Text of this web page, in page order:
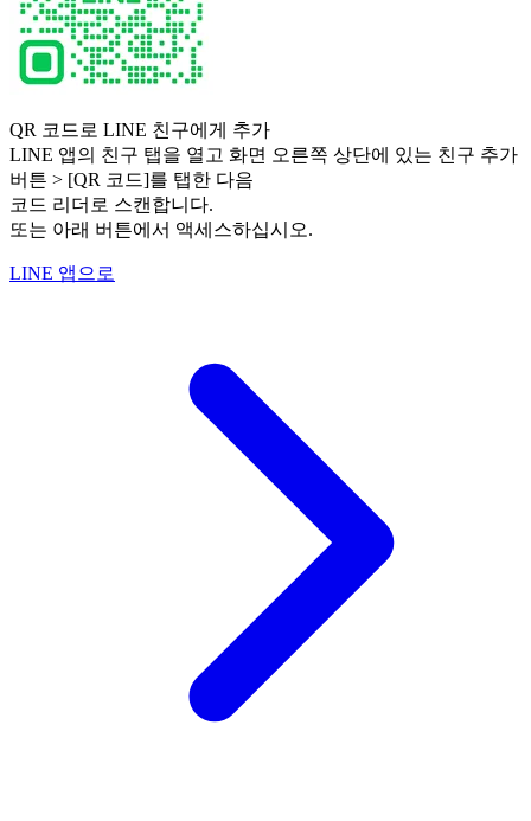
QR 코드로 LINE 친구에게 추가
LINE 앱의 친구 탭을 열고 화면 오른쪽 상단에 있는 친구 추가
버튼 > [QR 코드]를 탭한 다음
코드 리더로 스캔합니다.
또는 아래 버튼에서 액세스하십시오.
LINE 앱으로